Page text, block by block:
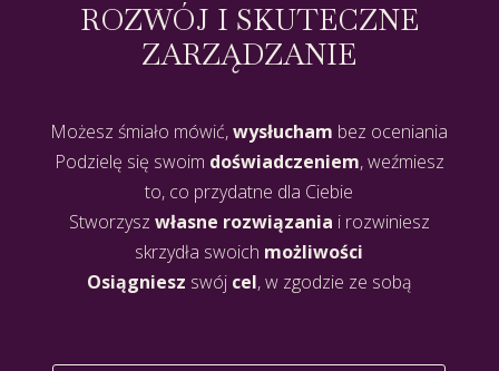
ROZWÓJ I SKUTECZNE
ZARZĄDZANIE
Możesz śmiało mówić,wysłucham bez oceniania
Podzielę się swoim doświadczeniem, weźmiesz
to, co przydatne dla Ciebie
Stworzysz własne rozwiązania i rozwiniesz
skrzydła swoich możliwości
Osiągniesz swój cel, w zgodzie ze sobą